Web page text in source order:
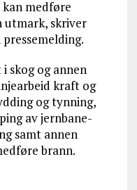
medføre
utmark, skriver
skog og annen
kraft og
og tynning,
av jernbane-
samt annen
brann.